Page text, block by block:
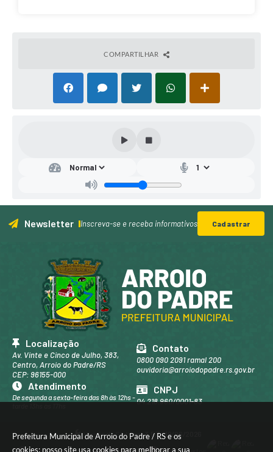
Prefeitura Municipal de Arroio do Padre / RS e os
cookies: nosso site usa cookies para melhorar a sua
COMPARTILHAR
Newsletter Inscreva-se e receba informativos Cadastrar
Localização
Av. Vinte e Cinco de Julho, 383,
Centro, Arroio do Padre/RS
CEP: 96155-000
Contato
0800 090 2091 ramal 200
ouvidoria@arroiodopadre.rs.gov.br
Atendimento
De segunda a sexta-feira das 8h às 12hs -
CNPJ
04.218.960/0001-83
Versão do Sistema:3.5.3 - 19/06/2026